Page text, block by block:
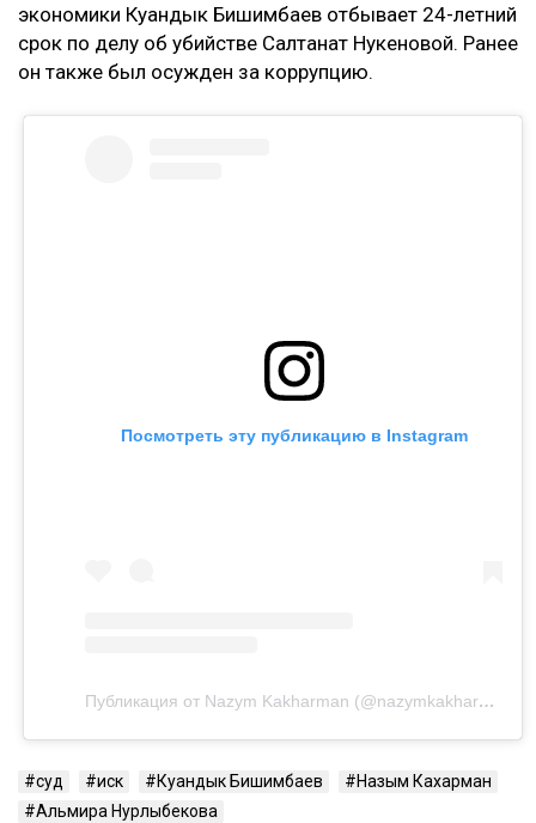
экономики Куандык Бишимбаев отбывает 24-летний
срок по делу об убийстве Салтанат Нукеновой. Ранее
он также был осужден за коррупцию.
Посмотреть эту публикацию в Instagram
Публикация от Nazym Kakharman (@nazymkakharman)
суд иск Куандык Бишимбаев
Назым Кахарман
Альмира Нурлыбекова